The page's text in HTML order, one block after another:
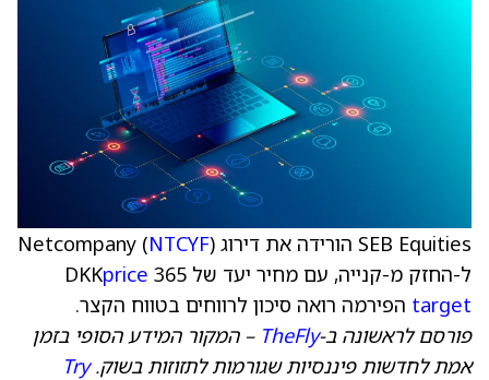
SEB Equities הורידה את דירוג Netcompany ( NTCYF)
ל-החזק מ-קנייה, עם מחיר יעד של 365 DKK
price
target הפירמה רואה סיכון לרווחים בטווח הקצר.
פורסם לראשונה ב-TheFly – המקור המידע הסופי בזמן
אמת לחדשות פיננסיות שגורמות לתזוזות בשוק.Try